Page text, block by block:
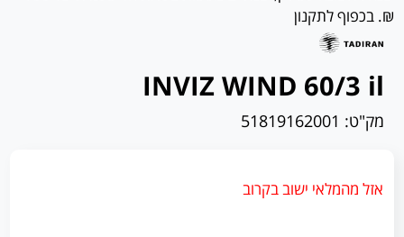
₪. בכפוף לתקנון
INVIZ WIND 60/3 il
מק"ט: 51819162001
אזל מהמלאי ישוב בקרוב